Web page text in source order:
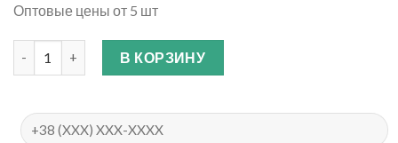
Оптовые цены от 5 шт
Количество В КОРЗИНУ